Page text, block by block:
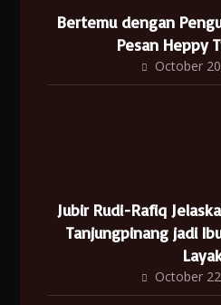
Bertemu dengan
Pesan Heppy
October
Jubir Rudi-Rafiq
Tanjungpinang jadi
October